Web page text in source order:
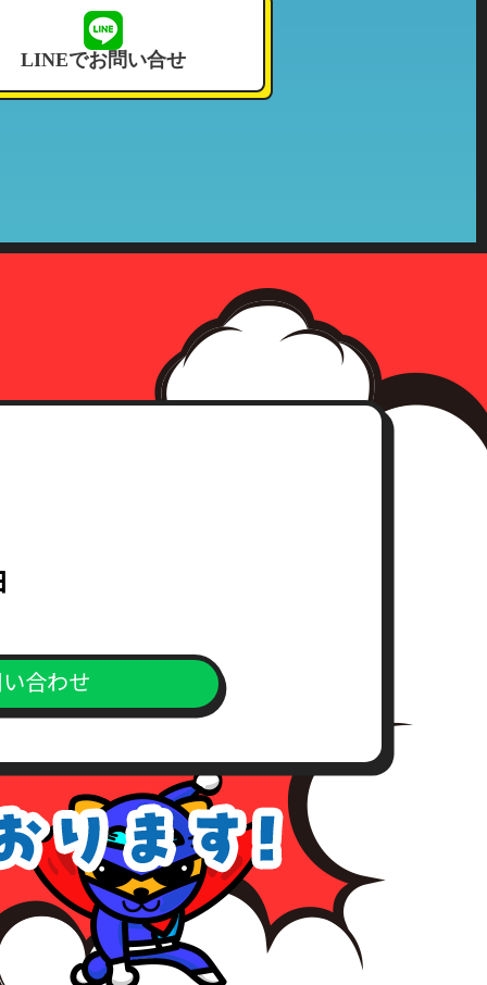
て頂いております。
認をさせて頂いた上、合理的な
の収集した個人情報が第三者へ
事前承認なく情報を当該公的機
応窓口までご送付下さい。
、こちらの所定の期間内にお支
ご了承下さい。
LINEでお問い合せ
合わせ